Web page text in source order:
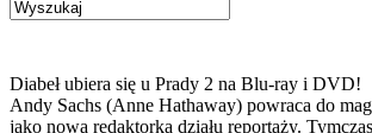
Diabeł ubiera się u Prady 2 na Blu-ray i DVD!
Andy Sachs (Anne Hathaway) powraca do
jako nowa redaktorka działu reportaży.